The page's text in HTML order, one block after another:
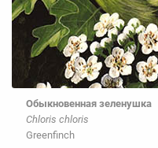
Обыкновенная зеленушка
Chloris chloris
Greenfinch